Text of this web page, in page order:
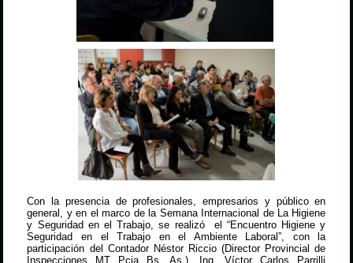
Con la presencia de profesionales, empresarios y público en
general, y en el marco de la Semana Internacional de La Higiene
y Seguridad en el Trabajo, se realizó el “Encuentro Higiene y
Seguridad en el Trabajo en el Ambiente Laboral”, con la
participación del Contador Néstor Riccio (Director Provincial de
Inspecciones MT Pcia Bs. As.), Ing. Víctor Carlos Parrilli